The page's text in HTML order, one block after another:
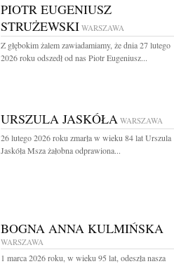
PIOTR EUGENIUSZ
STRUŻEWSKI WARSZAWA
Z głębokim żalem zawiadamiamy, że dnia 27 lutego
2026 roku odszedł od nas Piotr Eugeniusz...
URSZULA JASKÓŁA WARSZAWA
26 lutego 2026 roku zmarła w wieku 84 lat Urszula
Jaskóła Msza żałobna odprawiona...
BOGNA ANNA KULMIŃSKA
WARSZAWA
1 marca 2026 roku, w wieku 95 lat, odeszła nasza